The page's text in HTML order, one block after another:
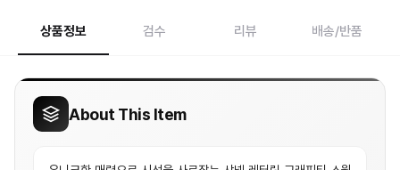
상품정보 검수 리뷰 배송/반품
About This Item